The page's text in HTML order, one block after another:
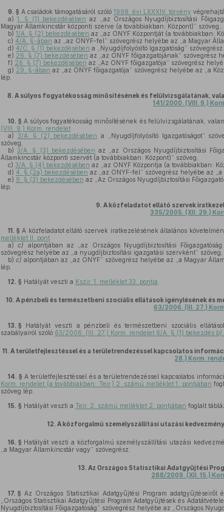
9. § A családok támogatásáról szóló 1998. évi LXXXIV. törvény
a) 1. § (1) bekezdésében az „az Országos Nyugdíjbiztosítási
Magyar Államkincstár központi szerve (a továbbiakban: Központ)” szöveg,
b) 1/A. § (2) bekezdésében az „az ONYF Központját (a továbbiakban:
c) 4/A. §-ában az „az ONYF-fel” szövegrész helyébe az „a Magyar
d) 4/C. § (1) bekezdésében a „Nyugdíjfolyósító Igazgatóság”
e) 26. § (7) bekezdésében az „az ONYF főigazgatójának” szövegrész
f) 26. § (7) bekezdésében az „Az ONYF főigazgatója” szövegrész
g) 29. §-ában az „az ONYF főigazgatója” szövegrész helyébe az „a
lép.
8. A súlyos fogyatékosság minősítésének és felülvizsgálatának,
141/2000. (VIII. 9.)
10. § A súlyos fogyatékosság minősítésének és felülvizsgálatának,
(VIII. 9.) Korm. rendelet
a) 3/A. § (2) bekezdésében a „Nyugdíjfolyósító Igazgatóságot”
szöveg,
b) 3/A. § (3) bekezdésében az „az Országos Nyugdíjbiztosítási
Államkincstár központi szervét (a továbbiakban: Központ)” szöveg,
c) 3/A. § (4) bekezdésében az „az ONYF Központja (a továbbiakban:
d) 4. § (2a) bekezdésében az „az ONYF-fel” szövegrész helyébe az
e) 9. § (3) bekezdésében az „Az Országos Nyugdíjbiztosítási
lép.
9. A közfeladatot ellátó szervek
335/2005. (XII. 29.)
11. § A közfeladatot ellátó szervek iratkezelésének általános
melléklet II. pont
a) c) alpontjában az „az Országos Nyugdíjbiztosítási
szövegrész helyébe az „a nyugdíjbiztosítási igazgatási szervként” szöveg,
b) c) alpontjában az „az ONYF” szövegrész helyébe az „a Magyar
lép.
12. § Hatályát veszti a Kszir. 1. melléklet 33. pontja
10. A pénzbeli és természetbeni szociális ellátások igénylésének és
63/2006. (III. 27.)
13. § Hatályát veszti a pénzbeli és természetbeni szociális
szabályairól szóló 63/2006. (III. 27.) Korm. rendelet 6/A. § (1) bekezdés b)
11. A területfejlesztéssel és a területrendezéssel kapcsolatos
28.) Korm.
14. § A területfejlesztéssel és a területrendezéssel kapcsolatos
Korm. rendelet (a továbbiakban: Teir.) 2. számú melléklet 1. pontjában
szöveg lép.
15. § Hatályát veszti a Teir. 2. számú melléklet 2. pontjában foglalt
12. A közforgalmú személyszállítási utazási
16. § Hatályát veszti a közforgalmú személyszállítási utazási
„a Magyar Államkincstár vagy” szövegrész.
13. Az Országos Statisztikai Adatgyűjtési
288/2009. (XII. 15.)
17. § Az Országos Statisztikai Adatgyűjtési Program adatgyűjtéseiről
„Országos Statisztikai Adatgyűjtési Program Adatgyűjtések és
Nyugdíjbiztosítási Főigazgatóság” szövegrész helyébe az „Országos